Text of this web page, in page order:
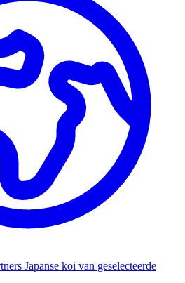
Japanse koi van geselecteerde